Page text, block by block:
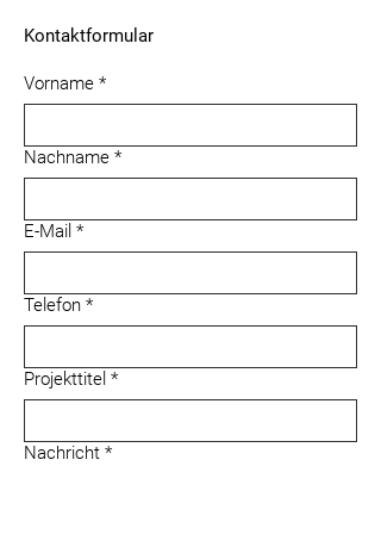
Kontaktformular
Vorname *
Nachname *
E-Mail *
Telefon *
Projekttitel *
Nachricht *